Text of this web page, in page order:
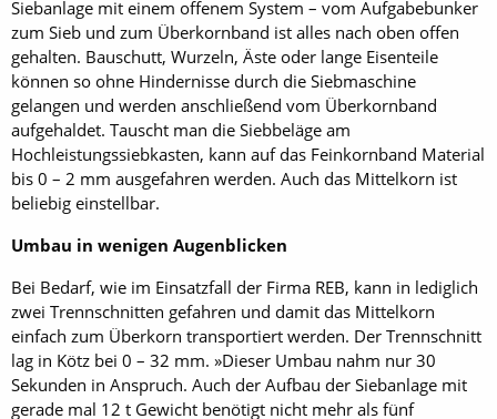
Siebanlage mit einem offenem System – vom Aufgabebunker
zum Sieb und zum Überkornband ist alles nach oben offen
gehalten. Bauschutt, Wurzeln, Äste oder lange Eisenteile
können so ohne Hindernisse durch die Siebmaschine
gelangen und werden anschließend vom Überkornband
aufgehaldet. Tauscht man die Siebbeläge am
Hochleistungssiebkasten, kann auf das Feinkornband Material
bis 0 – 2 mm ausgefahren werden. Auch das Mittelkorn ist
beliebig einstellbar.
Umbau in wenigen Augenblicken
Bei Bedarf, wie im Einsatzfall der Firma REB, kann in lediglich
zwei Trennschnitten gefahren und damit das Mittelkorn
einfach zum Überkorn transportiert werden. Der Trennschnitt
lag in Kötz bei 0 – 32 mm. »Dieser Umbau nahm nur 30
Sekunden in Anspruch. Auch der Aufbau der Siebanlage mit
gerade mal 12 t Gewicht benötigt nicht mehr als fünf